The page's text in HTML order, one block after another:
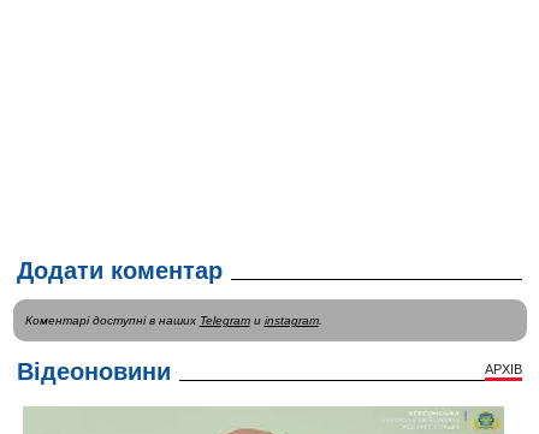
Додати коментар
Коментарі доступні в наших Telegramи instagram.
Відеоновини АРХІВ